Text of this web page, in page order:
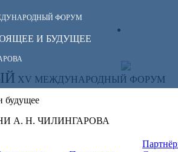
ФОРУМ
И БУДУЩЕЕ
ЗА
XV МЕЖДУНАРОДНЫЙ ФОРУМ
будущее
А. Н. ЧИЛИНГАРОВА